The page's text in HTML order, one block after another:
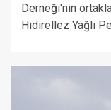
Derneği'nin
Hıdırellez Yağlı